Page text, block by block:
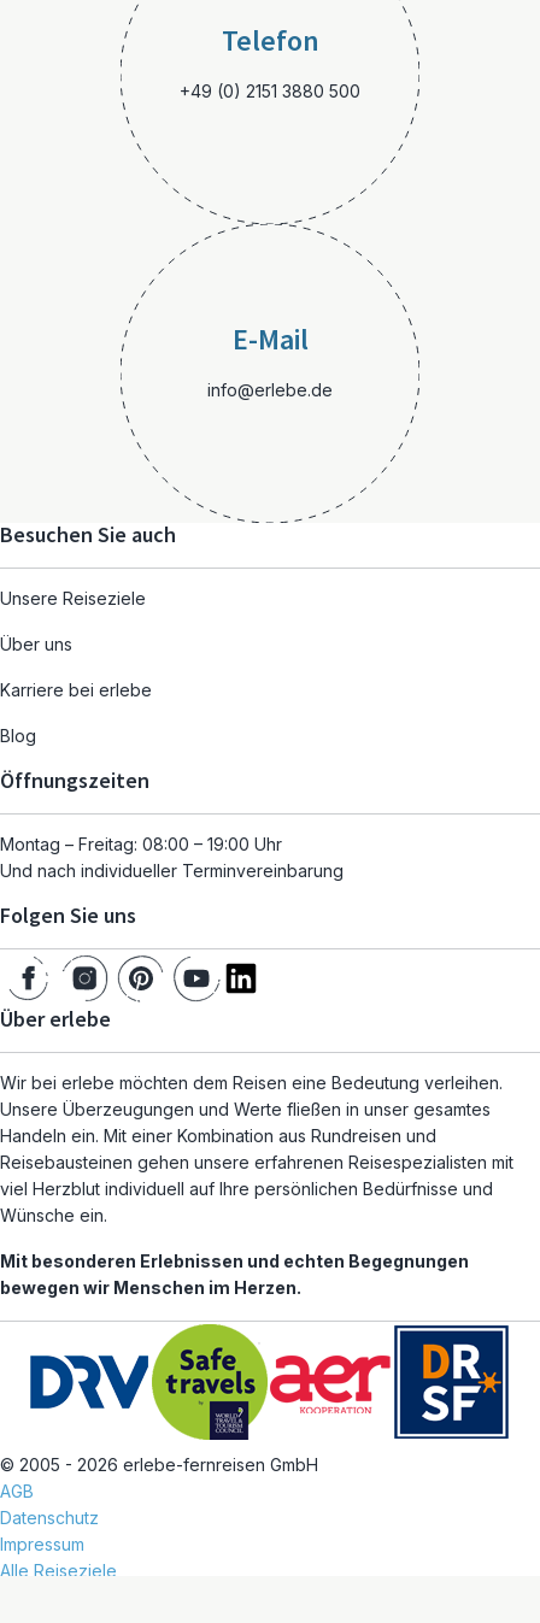
Telefon
+49 (0) 2151 3880 500
E-Mail
info@erlebe.de
Besuchen Sie auch
Unsere Reiseziele
Über uns
Karriere bei erlebe
Blog
Öffnungszeiten
Montag – Freitag: 08:00 – 19:00 Uhr
Und nach individueller Terminvereinbarung
Folgen Sie uns
Über erlebe
Wir bei erlebe möchten dem Reisen eine Bedeutung verleihen.
Unsere Überzeugungen und Werte fließen in unser gesamtes
Handeln ein. Mit einer Kombination aus Rundreisen und
Reisebausteinen gehen unsere erfahrenen Reisespezialisten mit
viel Herzblut individuell auf Ihre persönlichen Bedürfnisse und
Wünsche ein.
Mit besonderen Erlebnissen und echten Begegnungen
bewegen wir Menschen im Herzen.
© 2005 - 2026 erlebe-fernreisen GmbH
AGB
Datenschutz
Impressum
Alle Reiseziele